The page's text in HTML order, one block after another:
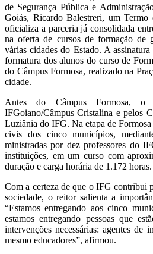
de Segurança Pública e
Goiás, Ricardo Balestreri, um Termo
oficializa a parceria já consolidada
na oferta de cursos de formação de
várias cidades do Estado. A
formatura dos alunos do curso de
do Câmpus Formosa, realizado na
cidade.
Antes do Câmpus Formosa,
IFGoiano/Câmpus Cristalina e pelos
Luziânia do IFG. Na etapa de
civis dos cinco municípios,
ministradas por dez professores do
instituições, em um curso com
duração e carga horária de 1.172 horas.
Com a certeza de que o IFG contribui
sociedade, o reitor salienta a
“Estamos entregando aos cinco
estamos entregando pessoas que
intervenções necessárias: agentes de
mesmo educadores”, afirmou.